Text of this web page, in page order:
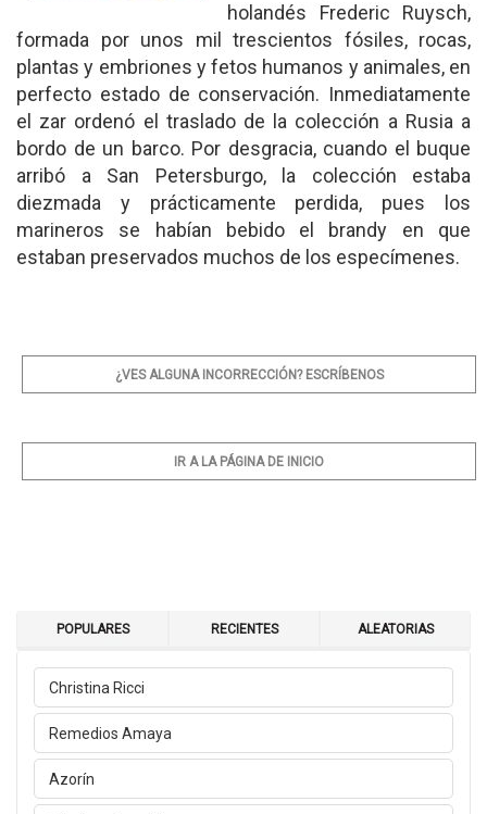
holandés Frederic Ruysch,
formada por unos mil trescientos fósiles, rocas,
plantas y embriones y fetos humanos y animales, en
perfecto estado de conservación. Inmediatamente
el zar ordenó el traslado de la colección a Rusia a
bordo de un barco. Por desgracia, cuando el buque
arribó a San Petersburgo, la colección estaba
diezmada y prácticamente perdida, pues los
marineros se habían bebido el brandy en que
estaban preservados muchos de los especímenes.
¿VES ALGUNA INCORRECCIÓN? ESCRÍBENOS
IR A LA PÁGINA DE INICIO
POPULARES RECIENTES ALEATORIAS
Christina Ricci
Remedios Amaya
Azorín